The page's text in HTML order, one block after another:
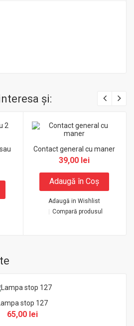
şi:
Contact general cu maner
39,00 lei
Adaugă în Coş
Adaugă in Wishlist
Compară produsul
Lampa stop 127
65,00 lei